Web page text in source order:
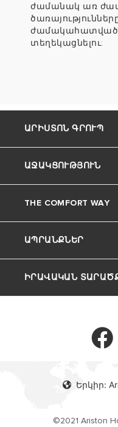
ժամանակ առ
տեղեկացնելու:
Երկիր:
ԱՐԻՍՏՈՆ ԳՐՈՒՊ
Ariston
Մեր Խումբը
Կարիերա
ԱՋԱԿՑՈՒԹՅՈՒՆ
THE COMFORT WAY
Հնարքներ և
ԱՊՐԱՆՔՆԵՐ
ԿԱԹՍԱՆԵՐ
ԻՐԱՎԱԿԱՆ
©2021 Ariston